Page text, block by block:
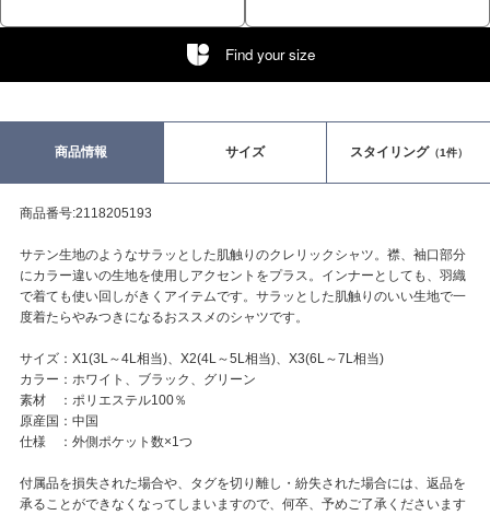
Find your size
商品情報 サイズ スタイリング（1件）
商品番号:2118205193
サテン生地のようなサラッとした肌触りのクレリックシャツ。襟、袖口部分
にカラー違いの生地を使用しアクセントをプラス。インナーとしても、羽織
で着ても使い回しがきくアイテムです。サラッとした肌触りのいい生地で一
度着たらやみつきになるおススメのシャツです。
サイズ：X1(3L～4L相当)、X2(4L～5L相当)、X3(6L～7L相当)
カラー：ホワイト、ブラック、グリーン
素材 ：ポリエステル100％
原産国：中国
仕様 ：外側ポケット数×1つ
付属品を損失された場合や、タグを切り離し・紛失された場合には、返品を
承ることができなくなってしまいますので、何卒、予めご了承くださいます